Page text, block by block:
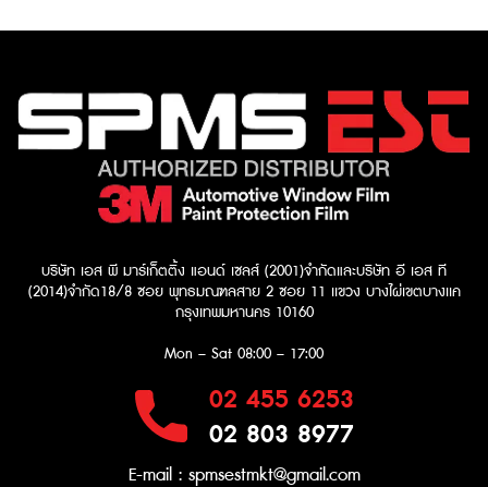
บริษัท เอส พี มาร์เก็ตติ้ง แอนด์ เซลส์ (2001)จำกัดและบริษัท อี เอส ที
(2014)จำกัด​18/8 ซอย พุทธมณฑลสาย 2 ซอย 11 เเขวง บางไผ่เขตบางเเค
กรุงเทพมหานคร 10160
Mon – Sat 08:00 – 17:00
02 455 6253
02 803 8977
E-mail : spmsestmkt@gmail.com